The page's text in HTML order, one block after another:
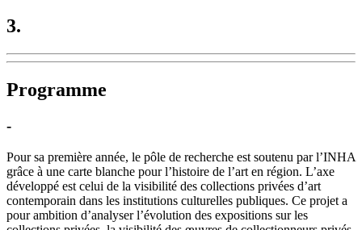
3.
Programme
-
Pour sa première année, le pôle de recherche est soutenu par l’INHA
grâce à une carte blanche pour l’histoire de l’art en région. L’axe
développé est celui de la visibilité des collections privées d’art
contemporain dans les institutions culturelles publiques. Ce projet a
pour ambition d’analyser l’évolution des expositions sur les